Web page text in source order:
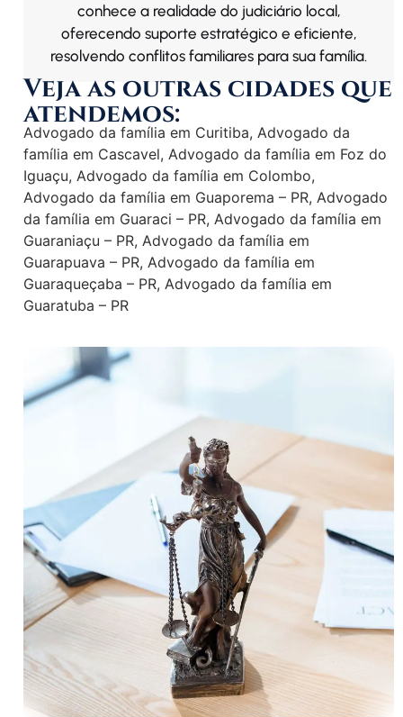
conhece a realidade do judiciário local,
oferecendo suporte estratégico e eficiente,
resolvendo conflitos familiares para sua família.
Veja as outras cidades que
atendemos:
Advogado da família em Curitiba, Advogado da
família em Cascavel, Advogado da família em Foz do
Iguaçu, Advogado da família em Colombo,
Advogado da família em Guaporema – PR, Advogado
da família em Guaraci – PR, Advogado da família em
Guaraniaçu – PR, Advogado da família em
Guarapuava – PR, Advogado da família em
Guaraqueçaba – PR, Advogado da família em
Guaratuba – PR